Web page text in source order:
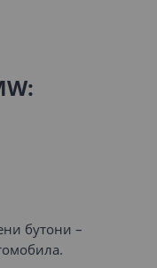
бутони –